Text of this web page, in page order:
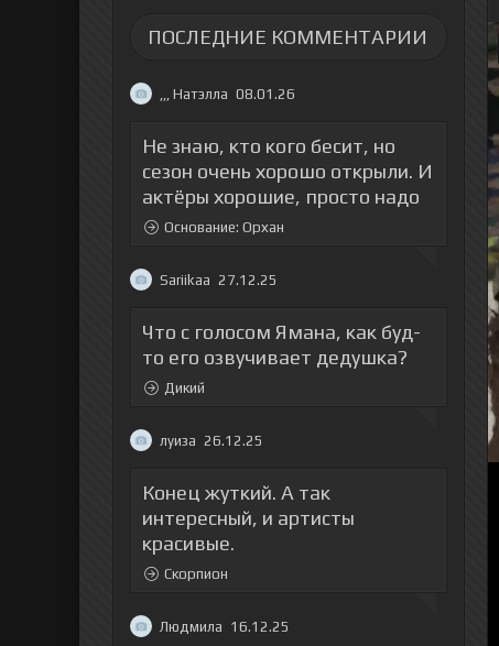
ПОСЛЕДНИЕ КОММЕНТАРИИ
,,, Натэлла 08.01.26
Не знаю, кто кого бесит, но
сезон очень хорошо открыли. И
актёры хорошие, просто надо
Основание: Орхан
Sariikaa 27.12.25
Что с голосом Ямана, как буд-
то его озвучивает дедушка?
Дикий
луиза 26.12.25
Конец жуткий. А так
интересный, и артисты
красивые.
Скорпион
Людмила 16.12.25